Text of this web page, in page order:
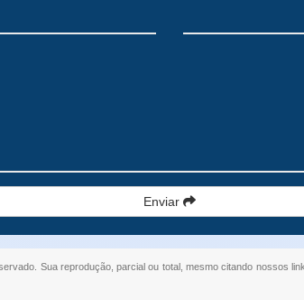
Enviar
Sua reprodução, parcial ou total, mesmo citando nossos